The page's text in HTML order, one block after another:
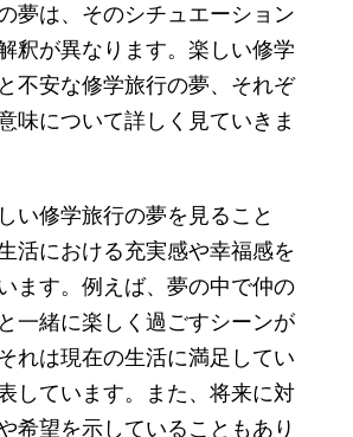
夢は、そのシチュエーション
釈が異なります。楽しい修学
不安な修学旅行の夢、それぞ
味について詳しく見ていきま
い修学旅行の夢を見ること
活における充実感や幸福感を
ます。例えば、夢の中で仲の
一緒に楽しく過ごすシーンが
れは現在の生活に満足してい
しています。また、将来に対
希望を示していることもあり